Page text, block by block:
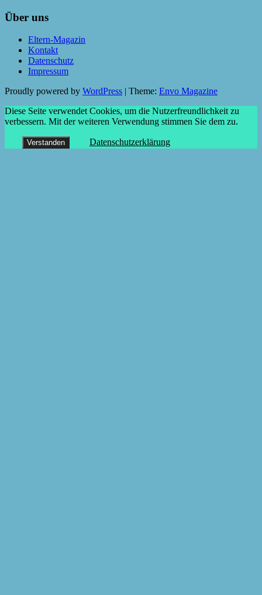
Über uns
Eltern-Magazin
Kontakt
Datenschutz
Impressum
Proudly powered by WordPress | Theme: Envo Magazine
Diese Seite verwendet Cookies, um die Nutzerfreundlichkeit zu
verbessern. Mit der weiteren Verwendung stimmen Sie dem zu.
Verstanden Datenschutzerklärung